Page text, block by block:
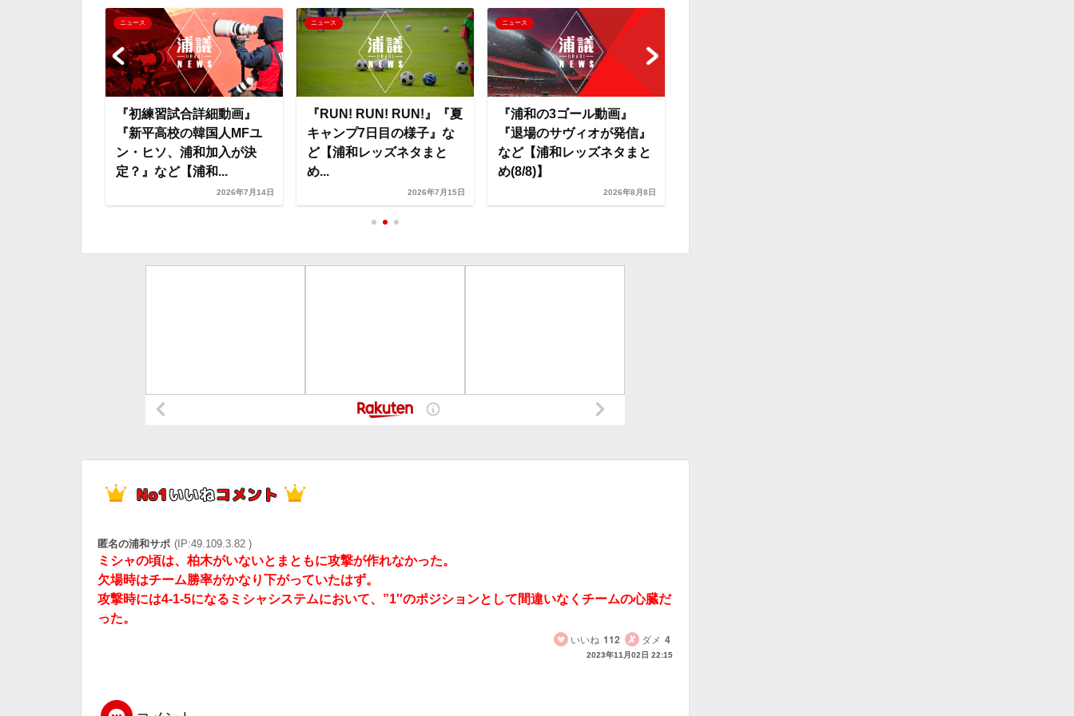
o
o
k
e
r
a o
t
e
i
n
k
ニュース
『初練習試合詳細動画』
『新平高校の韓国人MFユ
ン・ヒソ、浦和加入が決
定？』など【浦和...
2026年7月14日
ニュース
『RUN! RUN! RUN!』『夏
キャンプ7日目の様子』な
ど【浦和レッズネタまと
め...
2026年7月15日
ニュース
『浦和の3ゴール動画』
『退場のサヴィオが発信』
など【浦和レッズネタまと
め(8/8)】
2026年8月8日
匿名の浦和サポ (IP:49.109.3.82 )
ミシャの頃は、柏木がいないとまともに攻撃が作れなかった。
欠場時はチーム勝率がかなり下がっていたはず。
攻撃時には4-1-5になるミシャシステムにおいて、”1″のポジションとして間違いなくチームの心臓だ
った。
いいね 112 ダメ 4
2023年11月02日 22:15